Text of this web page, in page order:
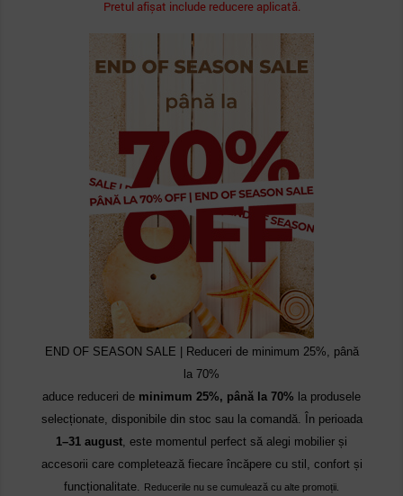
Pretul afișat include reducere aplicată.
END OF SEASON SALE | Reduceri de minimum 25%, până
la 70%
aduce reduceri de minimum 25%, până la 70% la produsele
selecționate, disponibile din stoc sau la comandă. În perioada
1–31 august, este momentul perfect să alegi mobilier și
accesorii care completează fiecare încăpere cu stil, confort și
funcționalitate. Reducerile nu se cumulează cu alte promoții.